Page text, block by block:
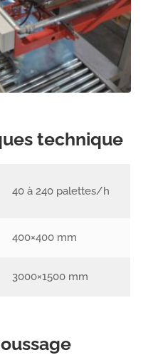
technique
40 à 240 palettes/h
400×400 mm
3000×1500 mm